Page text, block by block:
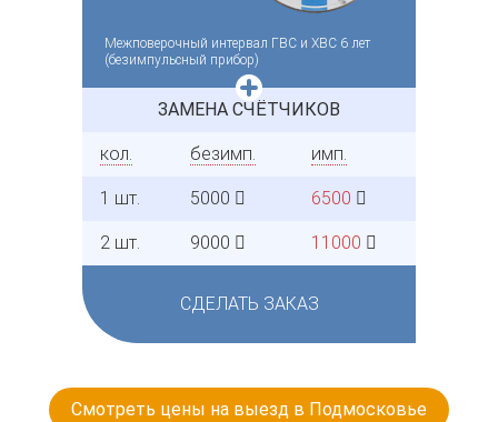
Межповерочный интервал ГВС и ХВС 6 лет
(безимпульсный прибор)
ЗАМЕНА СЧЁТЧИКОВ
безимп. имп.
1 шт. 5000 6500
2 шт. 9000 11000
СДЕЛАТЬ ЗАКАЗ
Смотреть цены на выезд в Подмосковье